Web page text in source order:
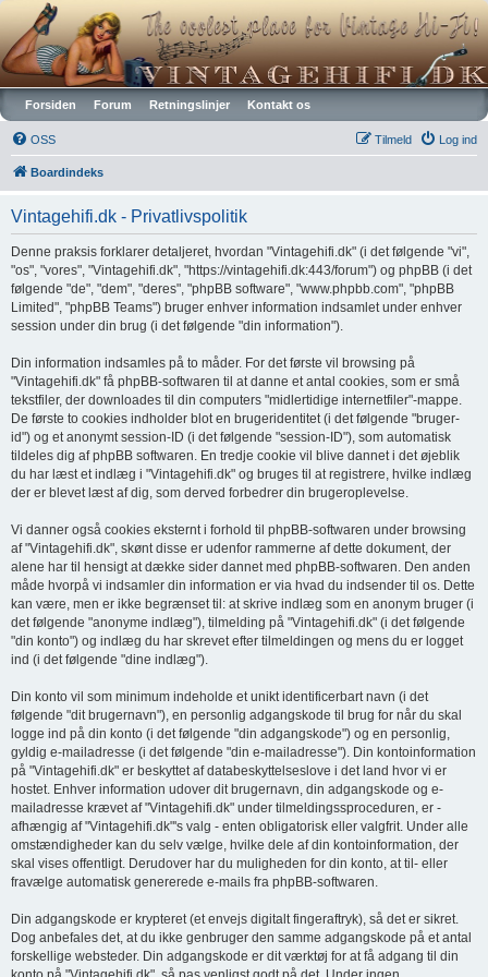
Vintagehifi.dk
Forsiden Forum Retningslinjer Kontakt os
OSS Log ind
Tilmeld
Boardindeks
Vintagehifi.dk - Privatlivspolitik
Denne praksis forklarer detaljeret, hvordan "Vintagehifi.dk" (i det følgende "vi",
"os", "vores", "Vintagehifi.dk", "https://vintagehifi.dk:443/forum") og phpBB (i det
følgende "de", "dem", "deres", "phpBB software", "www.phpbb.com", "phpBB
Limited", "phpBB Teams") bruger enhver information indsamlet under enhver
session under din brug (i det følgende "din information").
Din information indsamles på to måder. For det første vil browsing på
"Vintagehifi.dk" få phpBB-softwaren til at danne et antal cookies, som er små
tekstfiler, der downloades til din computers "midlertidige internetfiler"-mappe.
De første to cookies indholder blot en brugeridentitet (i det følgende "bruger-
id") og et anonymt session-ID (i det følgende "session-ID"), som automatisk
tildeles dig af phpBB softwaren. En tredje cookie vil blive dannet i det øjeblik
du har læst et indlæg i "Vintagehifi.dk" og bruges til at registrere, hvilke indlæg
der er blevet læst af dig, som derved forbedrer din brugeroplevelse.
Vi danner også cookies eksternt i forhold til phpBB-softwaren under browsing
af "Vintagehifi.dk", skønt disse er udenfor rammerne af dette dokument, der
alene har til hensigt at dække sider dannet med phpBB-softwaren. Den anden
måde hvorpå vi indsamler din information er via hvad du indsender til os. Dette
kan være, men er ikke begrænset til: at skrive indlæg som en anonym bruger (i
det følgende "anonyme indlæg"), tilmelding på "Vintagehifi.dk" (i det følgende
"din konto") og indlæg du har skrevet efter tilmeldingen og mens du er logget
ind (i det følgende "dine indlæg").
Din konto vil som minimum indeholde et unikt identificerbart navn (i det
følgende "dit brugernavn"), en personlig adgangskode til brug for når du skal
logge ind på din konto (i det følgende "din adgangskode") og en personlig,
gyldig e-mailadresse (i det følgende "din e-mailadresse"). Din kontoinformation
på "Vintagehifi.dk" er beskyttet af databeskyttelseslove i det land hvor vi er
hostet. Enhver information udover dit brugernavn, din adgangskode og e-
mailadresse krævet af "Vintagehifi.dk" under tilmeldingssproceduren, er -
afhængig af "Vintagehifi.dk"'s valg - enten obligatorisk eller valgfrit. Under alle
omstændigheder kan du selv vælge, hvilke dele af din kontoinformation, der
skal vises offentligt. Derudover har du muligheden for din konto, at til- eller
fravælge automatisk genererede e-mails fra phpBB-softwaren.
Din adgangskode er krypteret (et envejs digitalt fingeraftryk), så det er sikret.
Dog anbefales det, at du ikke genbruger den samme adgangskode på et antal
forskellige websteder. Din adgangskode er dit værktøj for at få adgang til din